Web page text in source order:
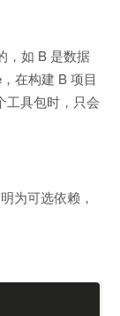
，如 B 是数据
在构建 B 项目
工具包时，只会
为可选依赖，